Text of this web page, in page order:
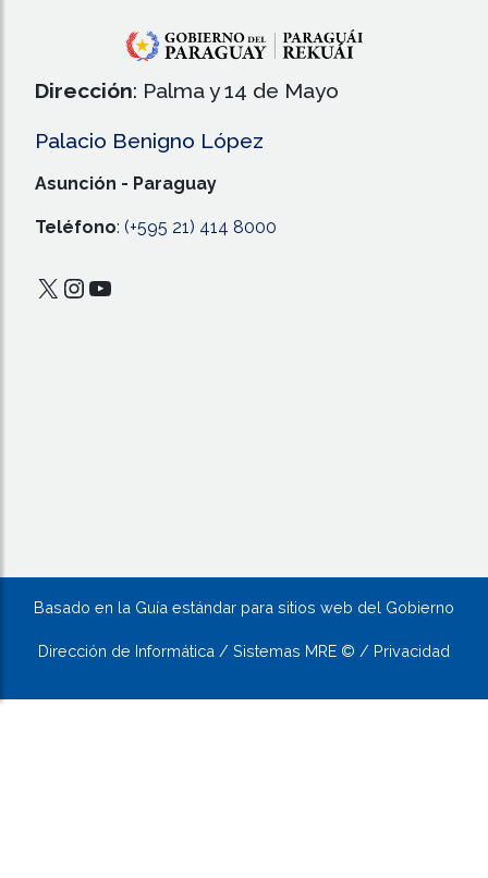
Dirección: Palma y 14 de Mayo
Palacio Benigno López
Asunción - Paraguay
Teléfono: (+595 21) 414 8000
X Instagram
YouTube
Basado en la Guía estándar para sitios web del Gobierno
Dirección de Informática / Sistemas MRE © / Privacidad